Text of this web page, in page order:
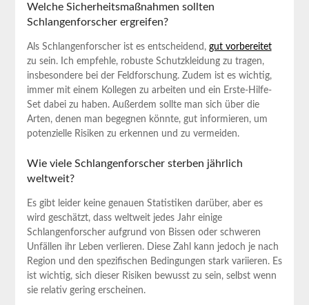
Welche Sicherheitsmaßnahmen sollten
Schlangenforscher ergreifen?
Als Schlangenforscher ist ‍es entscheidend,⁢ gut vorbereitet
zu ⁢sein. Ich empfehle, robuste Schutzkleidung zu tragen,
insbesondere bei ‌der‌ Feldforschung. Zudem ist es wichtig,
immer mit einem‍ Kollegen zu arbeiten und ein Erste-Hilfe-
Set‌ dabei zu haben. Außerdem sollte man sich über⁢ die
Arten, denen man begegnen könnte, gut​ informieren, um
potenzielle Risiken zu erkennen und‌ zu vermeiden.
Wie viele ​Schlangenforscher sterben jährlich
weltweit?
Es gibt leider ‍keine genauen Statistiken darüber, aber es
wird ‌geschätzt, dass weltweit jedes ⁤Jahr einige⁤
Schlangenforscher aufgrund von Bissen ⁤oder schweren
Unfällen ihr Leben verlieren. Diese Zahl kann jedoch je⁣ nach
Region und ​den spezifischen Bedingungen ‌stark ⁢variieren. Es
ist ‍wichtig, sich dieser Risiken bewusst zu sein,‍ selbst wenn
sie‌ relativ gering‌ erscheinen.